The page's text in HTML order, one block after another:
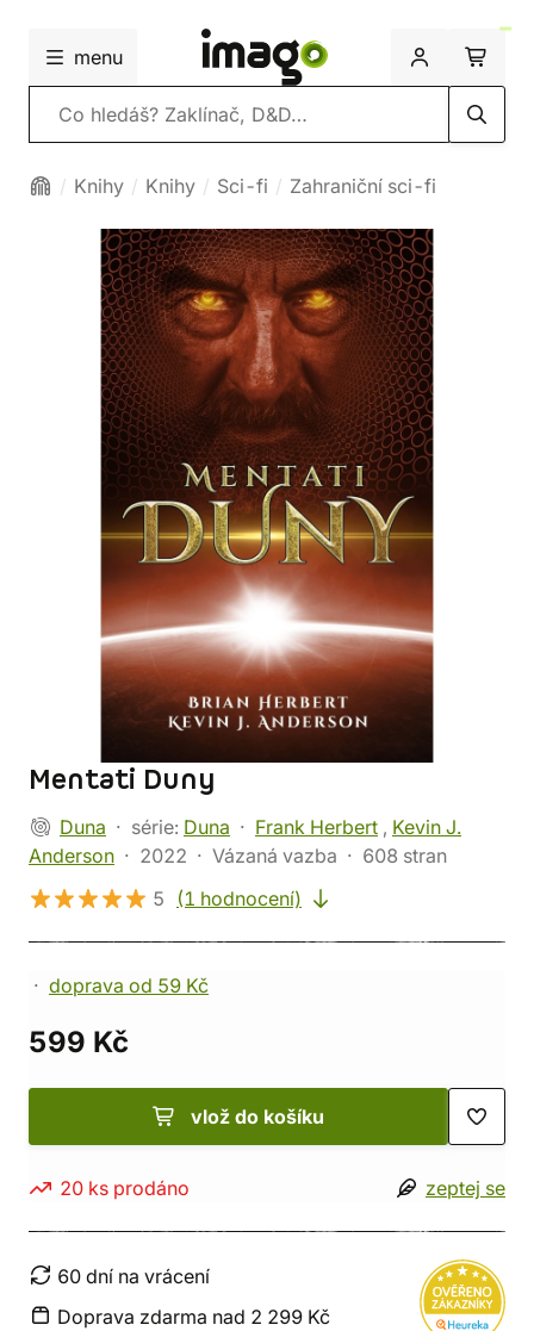
menu
Vyhledávání
Knihy Knihy Sci-fi Zahraniční sci-fi
Mentati Duny
Duna série: Duna Frank Herbert , Kevin J.
Anderson
2022 Vázaná vazba
608 stran
5
(1 hodnocení)
doprava od 59 Kč
599 Kč
vlož do košíku
20 ks prodáno zeptej se
60 dní na vrácení
Doprava zdarma nad 2 299 Kč